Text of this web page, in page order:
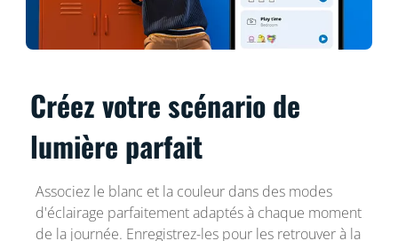
Créez votre scénario de
lumière parfait
Associez le blanc et la couleur dans des modes
d'éclairage parfaitement adaptés à chaque moment
de la journée. Enregistrez-les pour les retrouver à la